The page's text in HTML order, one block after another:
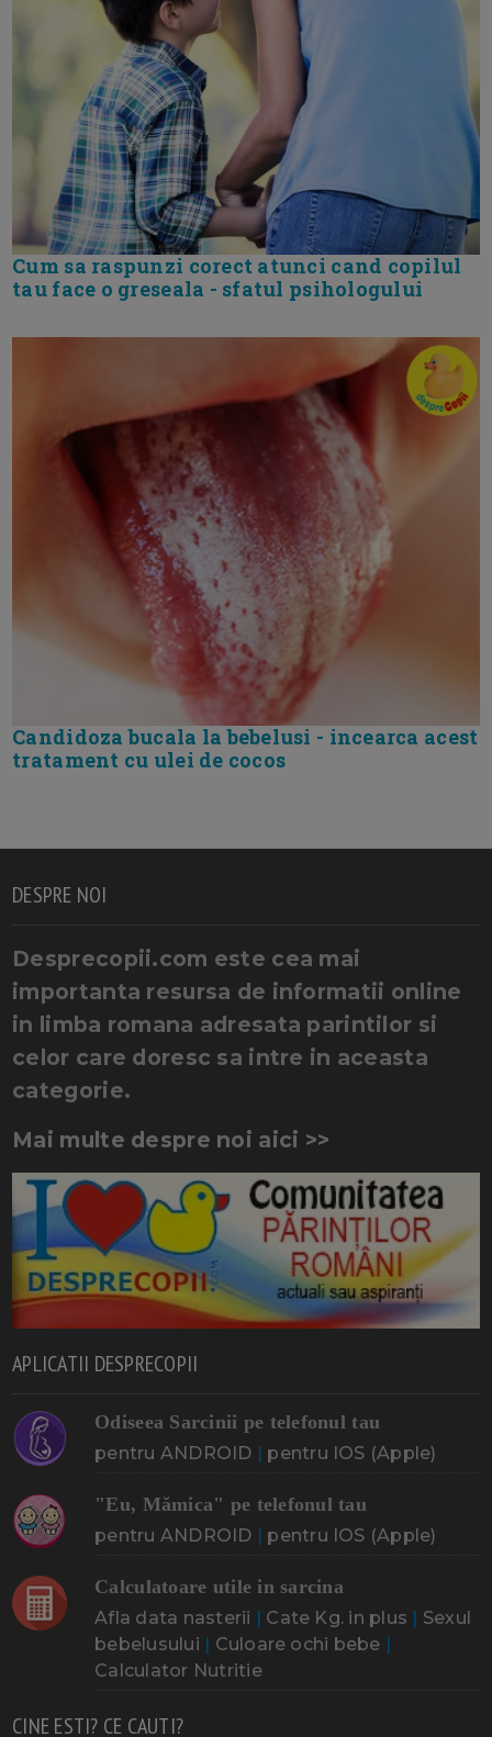
Cum sa raspunzi corect atunci cand copilul
tau face o greseala - sfatul psihologului
Candidoza bucala la bebelusi - incearca acest
tratament cu ulei de cocos
DESPRE NOI
Desprecopii.com este cea mai
importanta resursa de informatii online
in limba romana adresata parintilor si
celor care doresc sa intre in aceasta
categorie.
Mai multe despre noi aici >>
APLICATII DESPRECOPII
Odiseea Sarcinii pe telefonul tau
pentru ANDROID | pentru IOS (Apple)
"Eu, Mămica" pe telefonul tau
pentru ANDROID | pentru IOS (Apple)
Calculatoare utile in sarcina
Afla data nasterii | Cate Kg. in plus | Sexul
bebelusului | Culoare ochi bebe |
Calculator Nutritie
CINE ESTI? CE CAUTI?